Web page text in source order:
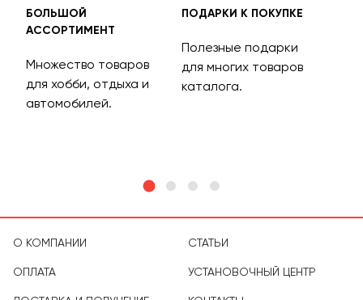
БОЛЬШОЙ
АССОРТИМЕНТ
Множество товаров
для хобби, отдыха и
автомобилей.
ПОДАРКИ К ПОКУПКЕ
Полезные подарки
для многих товаров
каталога.
О КОМПАНИИ
ОПЛАТА
СТАТЬИ
УСТАНОВОЧНЫЙ ЦЕНТР